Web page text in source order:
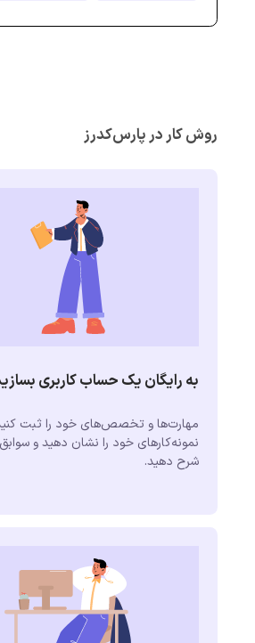
روش کار در پارس‌کدرز
به رایگان یک حساب کاربری
مهارت‌ها و تخصص‌های خود را ثبت
نمونه‌کارهای خود را نشان دهید و
شرح دهید.